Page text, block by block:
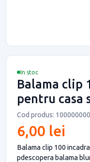
In stoc
Balama clip
pentru casa
Cod produs:
6,00 lei
Balama clip 100
pdescopera balama